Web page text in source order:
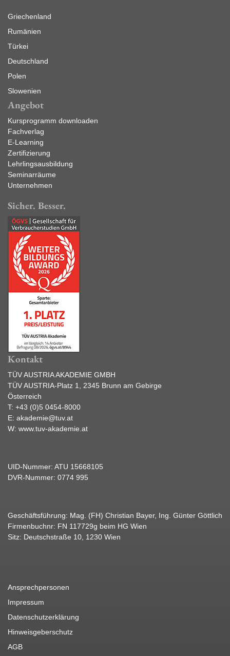
Griechenland
Rumänien
Türkei
Deutschland
Polen
Slowenien
Angebot
Kursprogramm downloaden
Fachverlag
E-Learning
Zertifizierung
Lehrlingsausbildung
Seminarräume
Unternehmen
Sicher. Besser.
Kontakt
TÜV AUSTRIA AKADEMIE GMBH
TÜV AUSTRIA-Platz 1, 2345 Brunn am Gebirge
Österreich
T: +43 (0)5 0454-8000
E: akademie@tuv.at
W: www.tuv-akademie.at
UID-Nummer: ATU 15668105
DVR-Nummer: 0774 995
Geschäftsführung: Mag. (FH) Christian Bayer, Ing. Günter Göttlich
Firmenbuchnr: FN 117729g beim HG Wien
Sitz: Deutschstraße 10, 1230 Wien
Ansprechpersonen
Impressum
Datenschutzerklärung
Hinweisgeberschutz
AGB